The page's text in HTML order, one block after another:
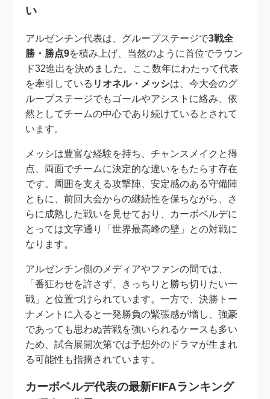
い
アルゼンチン代表は、グループステージで3戦全
勝・勝点9を積み上げ、当然のように首位でラウン
ド32進出を決めました。ここ数年にわたって代表
を牽引している リオネル・メッシは、今大会のグ
ループステージでもゴールやアシストに絡み、依
然としてチームの中心であり続けているとされて
います。
メッシは豊富な経験を持ち、チャンスメイクと得
点、両面でチームに決定的な違いをもたらす存在
です。周囲を支える攻撃陣、安定感のある守備陣
ともに、前回大会からの継続性を保ちながら、さ
らに成熟した戦いを見せており、カーボベルデに
とっては文字通り「世界最高峰の壁」との対戦に
なります。
アルゼンチン側のメディアやファンの間では、
「番狂わせを許さず、きっちりと勝ち切りたい一
戦」と位置づけられています。一方で、決勝トー
ナメントに入ると一発勝負の緊張感が増し、強豪
であっても思わぬ苦戦を強いられるケースも多い
ため、試合展開次第では予想外のドラマが生まれ
る可能性も指摘されています。
カーボベルデ代表の最新FIFAランキング